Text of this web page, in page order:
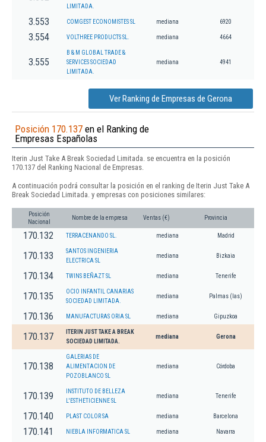
LIMITADA.
3.553 COMGEST ECONOMISTES SL mediana 6920
3.554 VOLTHREE PRODUCTS SL. mediana 4664
3.555
B & M GLOBAL TRADE &
SERVICES SOCIEDAD
LIMITADA.
mediana 4941
Ver Ranking de Empresas de Gerona
Posición 170.137 en el Ranking de
Empresas Españolas
Iterin Just Take A Break Sociedad Limitada. se encuentra en la posición
170.137 del Ranking Nacional de Empresas.
A continuación podrá consultar la posición en el ranking de Iterin Just Take A
Break Sociedad Limitada. y empresas con posiciones similares:
Posición
Nacional
Nombre de la empresa Ventas (€) Provincia
170.132 TERRACENANDO SL. mediana Madrid
170.133
SANTOS INGENIERIA
ELECTRICA SL
mediana Bizkaia
170.134 TWINS BEÑAZT SL mediana Tenerife
170.135
OCIO INFANTIL CANARIAS
SOCIEDAD LIMITADA.
mediana Palmas (las)
170.136 MANUFACTURAS ORIA SL mediana Gipuzkoa
170.137
ITERIN JUST TAKE A BREAK
SOCIEDAD LIMITADA.
mediana Gerona
170.138
GALERIAS DE
ALIMENTACION DE
POZOBLANCO SL
mediana Córdoba
170.139
INSTITUTO DE BELLEZA
L'ESTHETICIENNE SL
mediana Tenerife
170.140 PLAST COLOR SA mediana Barcelona
170.141 NIEBLA INFORMATICA SL mediana Navarra